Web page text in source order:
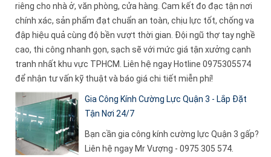
riêng cho nhà ở, văn phòng, cửa hàng. Cam kết đo đạc tận nơi
chính xác, sản phẩm đạt chuẩn an toàn, chịu lực tốt, chống va
đập hiệu quả cùng độ bền vượt thời gian. Đội ngũ thợ tay nghề
cao, thi công nhanh gọn, sạch sẽ với mức giá tận xưởng cạnh
tranh nhất khu vực TPHCM. Liên hệ ngay Hotline 0975305574
để nhận tư vấn kỹ thuật và báo giá chi tiết miễn phí!
Gia Công Kính Cường Lực Quận 3 - Lắp Đặt
Tận Nơi 24/7
Bạn cần gia công kính cường lực Quận 3 gấp?
Liên hệ ngay Mr Vượng - 0975 305 574.